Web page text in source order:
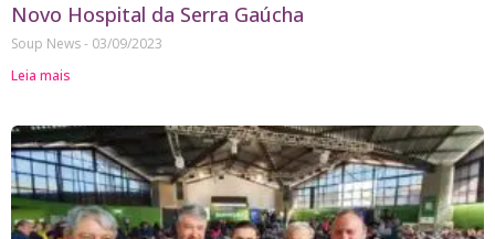
Novo Hospital da Serra Gaúcha
Soup News
03/09/2023
Leia mais